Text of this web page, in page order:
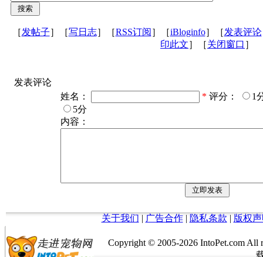
［发帖子］［写日志］［RSS订阅 ］［iBloginfo］［发表评论
印此文］［关闭窗口 ］
发表评论
姓名：
* 评分：
1
5分
内容：
关于我们 | 广告合作| 隐私条款 | 版权
Copyright © 2005-2026 IntoPet.com